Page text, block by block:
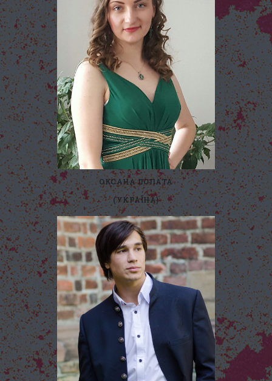
ОКСАНА ЛОПАТА
(УКРАЇНА)